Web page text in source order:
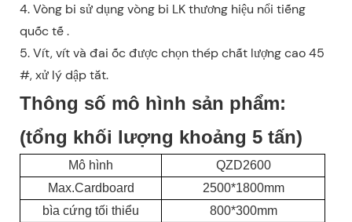
4. Vòng bi sử dụng vòng bi LK thương hiệu nổi tiếng
quốc tế .
5. Vít, vít và đai ốc được chọn thép chất lượng cao 45
#, xử lý dập tắt.
Thông số mô hình sản phẩm:
(tổng khối lượng khoảng 5 tấn)
Mô hình
QZD2600
Max.Cardboard
2500*1800mm
bìa cứng tối thiểu
800*300mm